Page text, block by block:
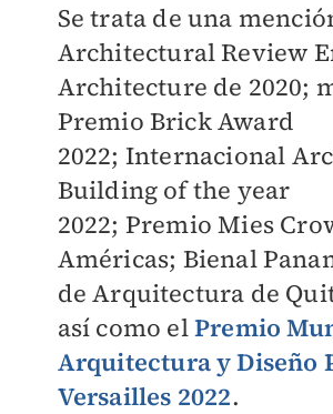
Se trata de una m
Architectural Review
Architecture de 2020;
Premio Brick Award
2022; Internacional
Building of the year
2022; Premio Mies
Américas; Bienal
de Arquitectura de
así como elPremio
Arquitectura y Diseño
Versailles 2022.